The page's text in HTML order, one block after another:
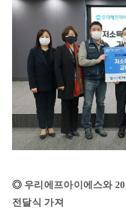
◎ 우리에프아이에스와
전달식 가져